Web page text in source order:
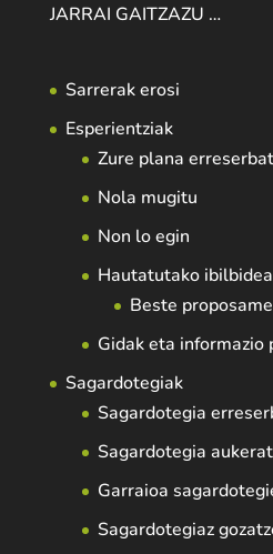
JARRAI GAITZAZU …
Sarrerak erosi
Esperientziak
Zure plana
Nola mugitu
Non lo egin
Hautatutako
Beste
Gidak eta informazio
Sagardotegiak
Sagardotegia
Sagardotegia
Garraioa
Sagardotegiaz